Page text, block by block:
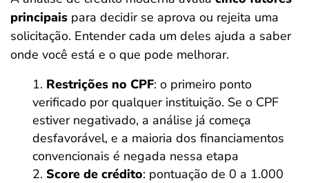
principais para decidir se aprova ou rejeita uma
solicitação. Entender cada um deles ajuda a saber
onde você está e o que pode melhorar.
Restrições no CPF: o primeiro ponto
verificado por qualquer instituição. Se o CPF
estiver negativado, a análise já começa
desfavorável, e a maioria dos financiamentos
convencionais é negada nessa etapa
Score de crédito: pontuação de 0 a 1.000